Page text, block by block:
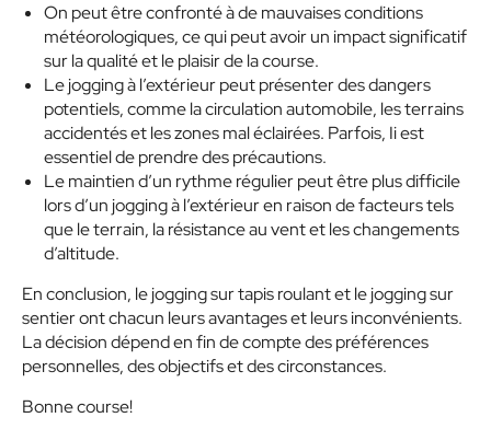
On peut être confronté à de mauvaises conditions
météorologiques, ce qui peut avoir un impact significatif
sur la qualité et le plaisir de la course.
Le jogging à l’extérieur peut présenter des dangers
potentiels, comme la circulation automobile, les terrains
accidentés et les zones mal éclairées. Parfois, Ii est
essentiel de prendre des précautions.
Le maintien d’un rythme régulier peut être plus difficile
lors d’un jogging à l’extérieur en raison de facteurs tels
que le terrain, la résistance au vent et les changements
d’altitude.
En conclusion, le jogging sur tapis roulant et le jogging sur
sentier ont chacun leurs avantages et leurs inconvénients.
La décision dépend en fin de compte des préférences
personnelles, des objectifs et des circonstances.
Bonne course!